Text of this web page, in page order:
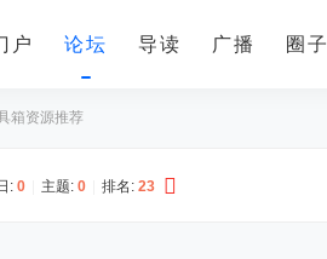
户 论坛 导读 广播 圈子
箱资源推荐
: 0 主题: 0 排名: 23